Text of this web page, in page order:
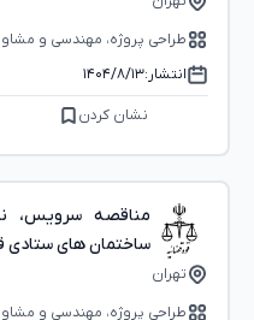
طراحی پروژه، مهندسی و
انتشار:۱۴۰۴/۸/۱۳
نشان کردن
مناقصه سرویس،
ساختمان های ستادی
تهران
طراحی پروژه، مهندسی و